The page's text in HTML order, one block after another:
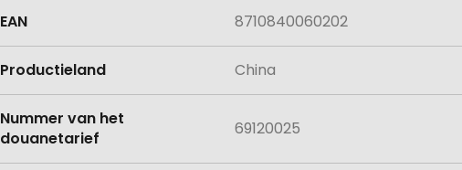
EAN 8710840060202
Productieland China
Nummer van het
douanetarief
69120025